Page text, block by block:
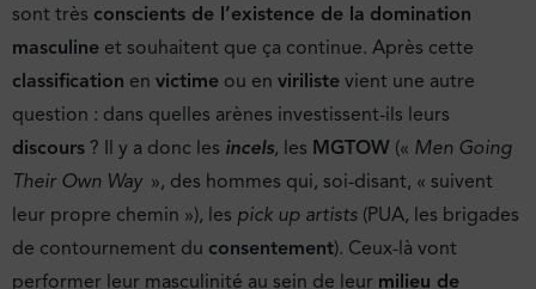
sont très conscients de l’existence de la domination
masculine et souhaitent que ça continue. Après cette
classification en victime ou en viriliste vient une autre
question : dans quelles arènes investissent-ils leurs
discours ? Il y a donc les incels, les MGTOW (« Men Going
Their Own Way », des hommes qui, soi-disant, « suivent
leur propre chemin »), les pick up artists (PUA, les brigades
de contournement du consentement). Ceux-là vont
performer leur masculinité au sein de leur milieu de